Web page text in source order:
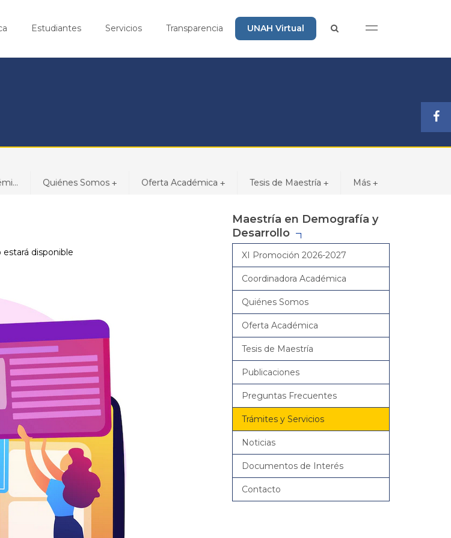
Estudiantes Servicios Transparencia UNAH Virtual
+
Quiénes Somos +
Oferta Académica +
Tesis de Maestría +
Más
disponible
Maestría en Demografía y
Desarrollo
XI Promoción 2026-2027
Coordinadora Académica
Quiénes Somos
Oferta Académica
Tesis de Maestría
Publicaciones
Preguntas Frecuentes
Trámites y Servicios
Noticias
Documentos de Interés
Contacto